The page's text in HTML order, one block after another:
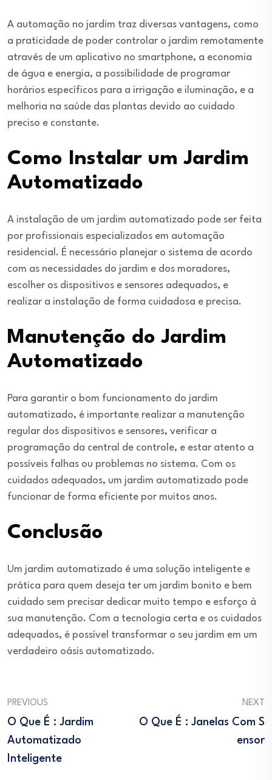
A automação no jardim traz diversas vantagens, como
a praticidade de poder controlar o jardim remotamente
através de um aplicativo no smartphone, a economia
de água e energia, a possibilidade de programar
horários específicos para a irrigação e iluminação, e a
melhoria na saúde das plantas devido ao cuidado
preciso e constante.
Como Instalar um Jardim
Automatizado
A instalação de um jardim automatizado pode ser feita
por profissionais especializados em automação
residencial. É necessário planejar o sistema de acordo
com as necessidades do jardim e dos moradores,
escolher os dispositivos e sensores adequados, e
realizar a instalação de forma cuidadosa e precisa.
Manutenção do Jardim
Automatizado
Para garantir o bom funcionamento do jardim
automatizado, é importante realizar a manutenção
regular dos dispositivos e sensores, verificar a
programação da central de controle, e estar atento a
possíveis falhas ou problemas no sistema. Com os
cuidados adequados, um jardim automatizado pode
funcionar de forma eficiente por muitos anos.
Conclusão
Um jardim automatizado é uma solução inteligente e
prática para quem deseja ter um jardim bonito e bem
cuidado sem precisar dedicar muito tempo e esforço à
sua manutenção. Com a tecnologia certa e os cuidados
adequados, é possível transformar o seu jardim em um
verdadeiro oásis automatizado.
PREVIOUS
O Que É : Jardim
Automatizado
Inteligente
NEXT
O Que É : Janelas Com S
Ensor